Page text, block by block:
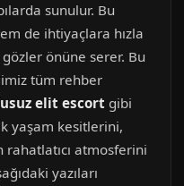
sunulur. Bu
de ihtiyaçlara hızla
önüne serer. Bu
tüm rehber
elit escort gibi
yaşam kesitlerini,
rahatlatıcı atmosferini
yazıları